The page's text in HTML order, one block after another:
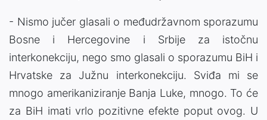
- Nismo jučer glasali o međudržavnom sporazumu
Bosne i Hercegovine i Srbije za istočnu
interkonekciju, nego smo glasali o sporazumu BiH i
Hrvatske za Južnu interkonekciju. Sviđa mi se
mnogo amerikaniziranje Banja Luke, mnogo. To će
za BiH imati vrlo pozitivne efekte poput ovog. U